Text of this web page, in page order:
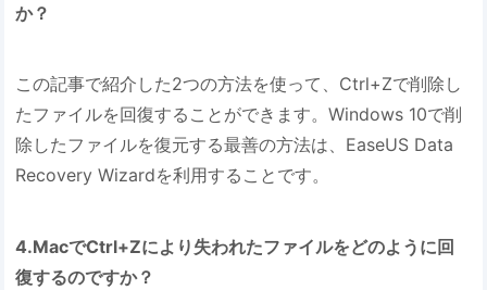
か？
この記事で紹介した2つの方法を使って、Ctrl+Zで削除し
たファイルを回復することができます。Windows 10で削
除したファイルを復元する最善の方法は、EaseUS Data
Recovery Wizardを利用することです。
4.MacでCtrl+Zにより失われたファイルをどのように回
復するのですか？